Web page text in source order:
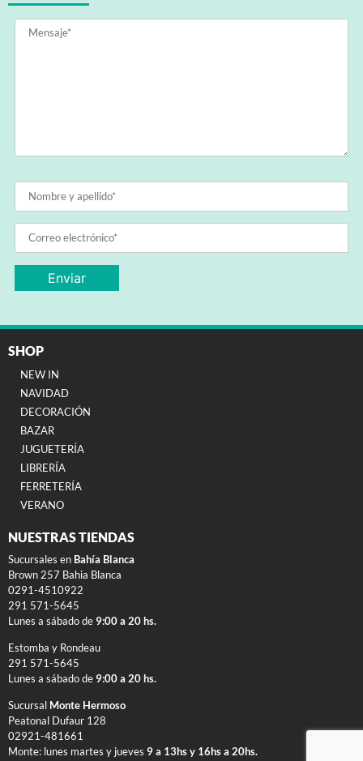
SHOP
NEW IN
NAVIDAD
DECORACIÓN
BAZAR
JUGUETERÍA
LIBRERÍA
FERRETERÍA
VERANO
NUESTRAS TIENDAS
Sucursales en Bahía Blanca
Brown 257 Bahia Blanca
0291-4510922
291 571-5645
Lunes a sábado de 9:00 a 20 hs.
Estomba y Rondeau
291 571-5645
Lunes a sábado de 9:00 a 20 hs.
Sucursal Monte Hermoso
Peatonal Dufaur 128
02921-481661
Monte: lunes martes y jueves 9 a 13hs y 16hs a 20hs.